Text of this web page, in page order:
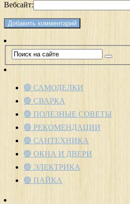
Вебсайт:
🟢 САМОДЕЛКИ
🟢 СВАРКА
🟢 ПОЛЕЗНЫЕ СОВЕТЫ
🟢 РЕКОМЕНДАЦИИ
🟢 САНТЕХНИКА
🟢 ОКНА И ДВЕРИ
🟢 ЭЛЕКТРИКА
🟢 ПАЙКА